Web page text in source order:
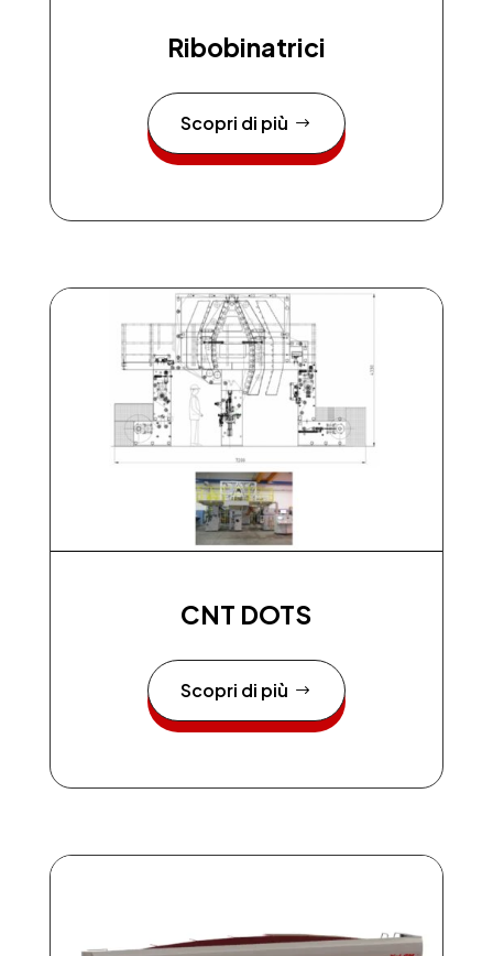
Ribobinatrici
Scopri di più
CNT DOTS
Scopri di più